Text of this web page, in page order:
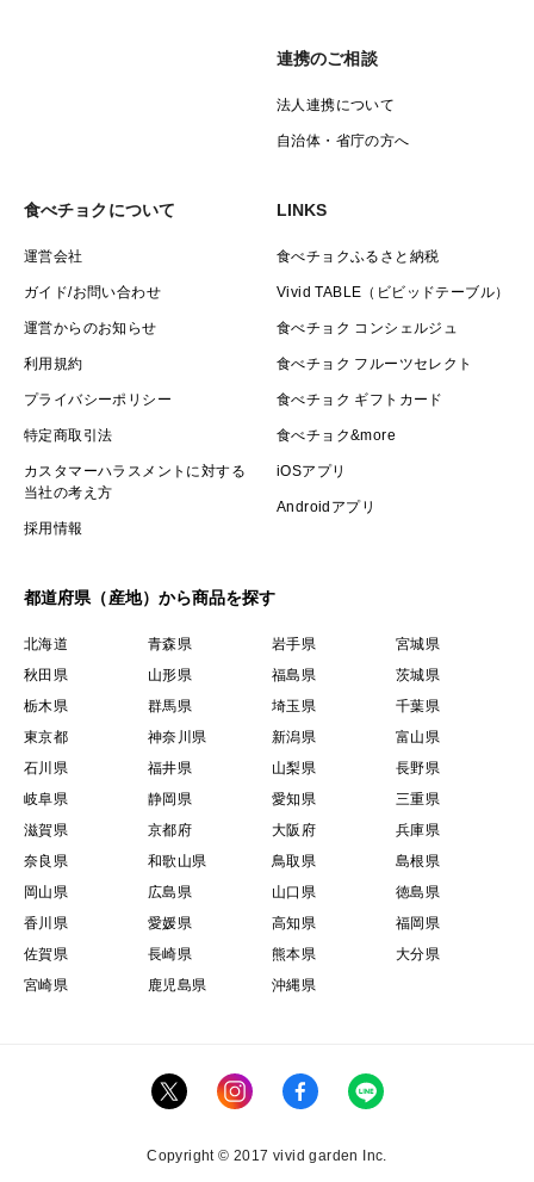
連携のご相談
法人連携について
自治体・省庁の方へ
食べチョクについて
運営会社
ガイド/お問い合わせ
運営からのお知らせ
利用規約
プライバシーポリシー
特定商取引法
カスタマーハラスメントに対する
当社の考え方
採用情報
LINKS
食べチョクふるさと納税
Vivid TABLE（ビビッドテーブル）
食べチョク コンシェルジュ
食べチョク フルーツセレクト
食べチョク ギフトカード
食べチョク&more
iOSアプリ
Androidアプリ
都道府県（産地）から商品を探す
北海道 青森県 岩手県
宮城県
秋田県
山形県 福島県
茨城県
栃木県
群馬県 埼玉県
千葉県
東京都
神奈川県 新潟県
富山県
石川県
福井県 山梨県
長野県
岐阜県
静岡県 愛知県
三重県
滋賀県
京都府 大阪府
兵庫県
奈良県
和歌山県 鳥取県
島根県
岡山県
広島県 山口県
徳島県
香川県
愛媛県 高知県
福岡県
佐賀県
長崎県 熊本県
大分県
宮崎県
鹿児島県 沖縄県
Copyright © 2017 vivid garden Inc.